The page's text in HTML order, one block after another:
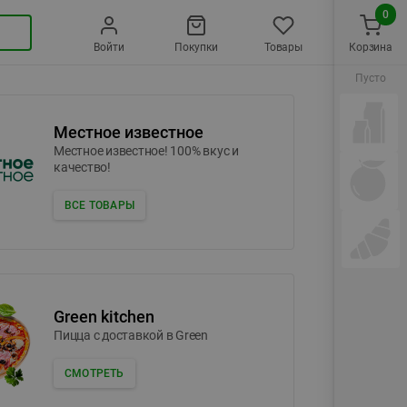
Войти Покупки Товары
Местное известное
Местное известное! 100% вкус и
качество!
ВСЕ ТОВАРЫ
Green kitchen
Пицца c доставкой в Green
СМОТРЕТЬ
Корзина
0
Пусто